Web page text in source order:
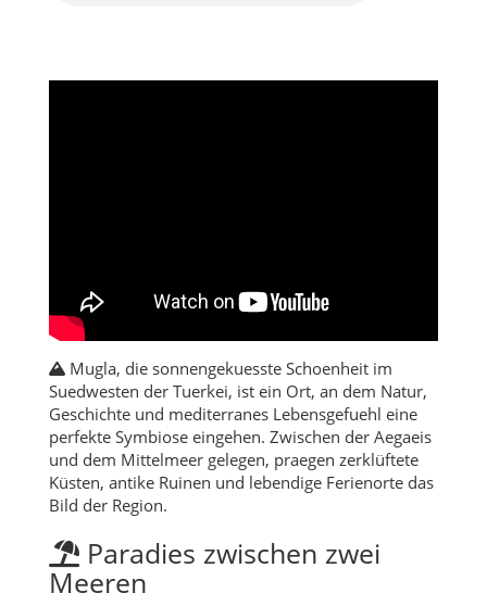
Mugla, die sonnengekuesste Schoenheit im
Suedwesten der Tuerkei, ist ein Ort, an dem Natur,
Geschichte und mediterranes Lebensgefuehl eine
perfekte Symbiose eingehen. Zwischen der Aegaeis
und dem Mittelmeer gelegen, praegen zerklüftete
Küsten, antike Ruinen und lebendige Ferienorte das
Bild der Region.
Paradies zwischen zwei
Meeren